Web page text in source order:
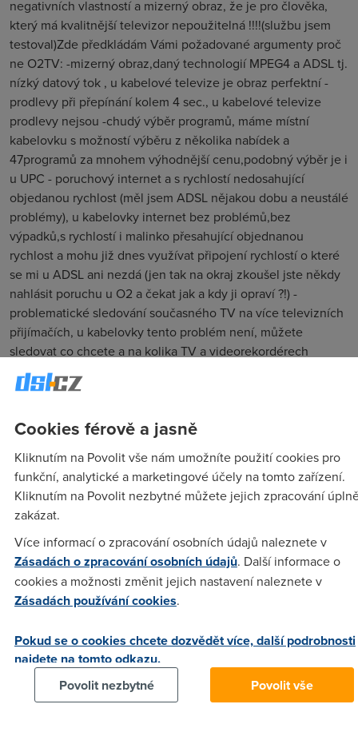
negativních vlastností a mizerný obraz, že je pro člověka,
který má kvalitnější televizor nepoužitelná !!!!(službu jsem
testoval)Zde předkládám Vámi požadované argumenty proč
ne O2TV: -mizerný obraz,daný technologií MPEG4 a ADSL tj.
nízký datový tok , u kabelové televize je obraz perfektní -
prodlevy při přepínání kolem 4 sec., u kabelové televize
prodlevy nejsou -chudý výběr programů, máme místní
kabelovku s možností výběru z několika nabídek a
47programů za mnohem výhodnější cenu,podobný výběr je i
u UPC - poruchový internet a s rychlostí nedosahující
objedanou rychlost (měl jsem ADSL nějakou dobu a neustálé
problémy), u kabelovky internet bez problémů,bez
výpadků,s rychlostí i malinko přesahující objednanou
rychlost a mohu již dnes využívat připojení rychlostí o které
se mi u ADSL ani nezdá (jen tak na okraj zkoušel jste někdy
nahlásit poruchu u O2 a čekat jak a kdy ji opraví ?!) -
problematické sledování současného TV na více televizních
přijímačích, u kabelovky tento problém není, můžete
sledovat co chcete a na kolika TV a videorekordérech
chcete -vysoká cena, u kabelovky je cena na nižší i poloviční
úrovni -nedostatek kabelovky je, že není všude, toto je
volba kabelová televize
Anonym(28.12.2006 10:02:32)
Obraz je u O2TV hodně kvalitní (používá se datový tok cca 3
80 cm výše (zejména u LCD) jsou obrazové body větší,ale to
je způsobené tím,že se vysílá v normě PAL (tak jako všechny
ostatní vysílače a kabelovky).Mimochodem mícháte hrušky s
jabkama,protože pokud jde u kabelovky sledovat různé
vysílání,ale obyčejný analog.Zkuste si na digitální vysílání od
kabelovky naladit více kanálů najednou (a,ejhle,ono to
nejde).Pokud jde o kvalitu (kostičkování,zamrzání obrazu),tak
to jde samožejmě řešit,protože se jedná většinou o
Cookies férově a jasně
Kliknutím na Povolit vše nám umožníte použití cookies pro
funkční, analytické a marketingové účely na tomto zařízení.
Kliknutím na Povolit nezbytné můžete jejich zpracování
zakázat.
Více informací o zpracování osobních údajů naleznete v
Zásadách o zpracování osobních údajů. Další informace o
cookies a možnosti změnit jejich nastavení naleznete v
Zásadách používání cookies.
Pokud se o cookies chcete dozvědět více, další podrobnosti
najdete na tomto odkazu.
Povolit nezbytné
Povolit vše